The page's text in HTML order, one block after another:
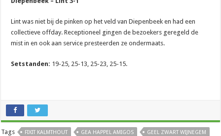
Lint was niet bij de pinken op het veld van Diepenbeek en had een
collectieve offday. Receptioneel gingen de bezoekers geregeld de
mist in en ook aan service presteerden ze ondermaats.
Setstanden: 19-25, 25-13, 25-23, 25-15.
Tags FIXIT KALMTHOUT GEA HAPPEL AMIGOS
GEEL ZWART WIJNEGEM